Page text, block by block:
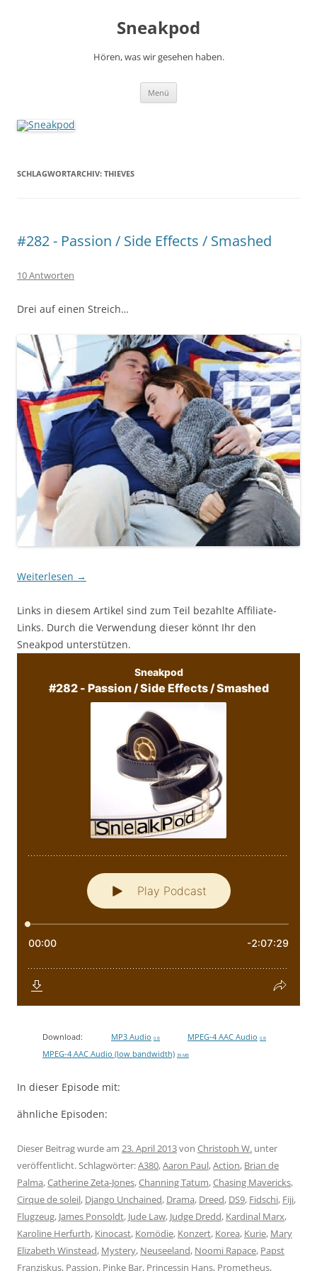
Sneakpod
Hören, was wir gesehen haben.
Menü
SCHLAGWORTARCHIV: THIEVES
#282 - Passion / Side Effects / Smashed
10 Antworten
Drei auf einen Streich…
Weiterlesen →
Links in diesem Artikel sind zum Teil bezahlte Affiliate-
Links. Durch die Verwendung dieser könnt Ihr den
Sneakpod unterstützen.
Download: MP3 Audio 0 B MPEG-4 AAC Audio 0 B
MPEG-4 AAC Audio (low bandwidth) 39 MB
In dieser Episode mit:
ähnliche Episoden:
Dieser Beitrag wurde am 23. April 2013von Christoph W. unter
veröffentlicht. Schlagwörter:A380,Aaron Paul,Action, Brian de
Palma,Catherine Zeta-Jones,Channing Tatum,Chasing Mavericks,
Cirque de soleil, Django Unchained, Drama, Dreed, DS9, Fidschi, Fiji,
Flugzeug, James Ponsoldt, Jude Law, Judge Dredd, Kardinal Marx,
Karoline Herfurth, Kinocast, Komödie, Konzert, Korea, Kurie, Mary
Elizabeth Winstead, Mystery, Neuseeland, Noomi Rapace, Papst
Franziskus, Passion, Pinke Bar, Princessin Hans, Prometheus,